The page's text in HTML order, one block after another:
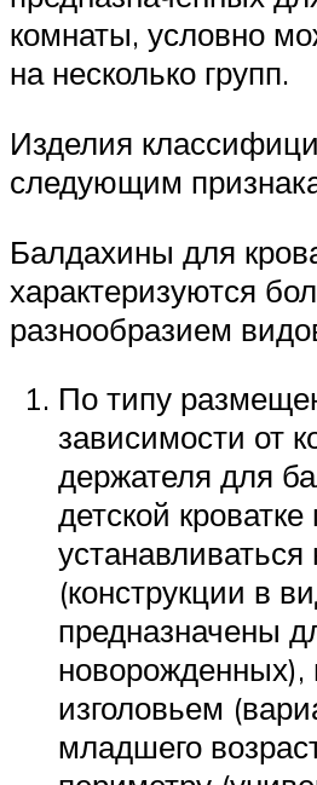
комнаты, условно
на несколько групп.
Изделия
следующим
Балдахины для
характеризуются
разнообразием
По типу
зависимости от
держателя для
детской
устанавливаться
(конструкции в
предназначены
новорожденных),
изголовьем
младшего